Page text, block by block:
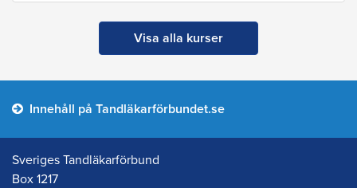
Visa alla kurser
Innehåll på Tandläkarförbundet.se
Sveriges Tandläkarförbund
Box 1217